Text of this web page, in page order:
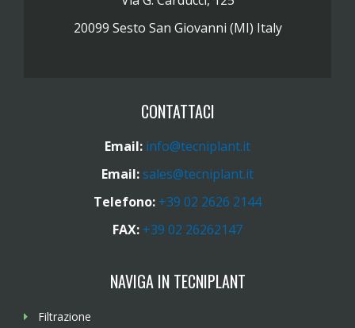
20099 Sesto San Giovanni (MI) Italy
CONTATTACI
Email: info@tecniplant.it
Email:sales@tecniplant.it
Telefono: +39 02 2626 2144
FAX: +39 02 26262147
NAVIGA IN TECNIPLANT
Filtrazione